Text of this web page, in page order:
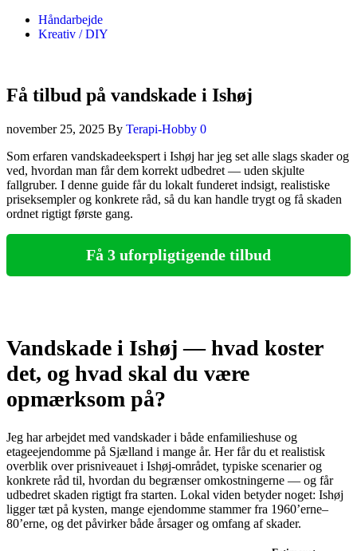
Håndarbejde
Kreativ / DIY
Få tilbud på vandskade i Ishøj
november 25, 2025 By Terapi-Hobby 0
Som erfaren vandskadeekspert i Ishøj har jeg set alle slags skader og
ved, hvordan man får dem korrekt udbedret — uden skjulte
fallgruber. I denne guide får du lokalt funderet indsigt, realistiske
priseksempler og konkrete råd, så du kan handle trygt og få skaden
ordnet rigtigt første gang.
Få 3 uforpligtigende tilbud
Vandskade i Ishøj — hvad koster
det, og hvad skal du være
opmærksom på?
Jeg har arbejdet med vandskader i både enfamilieshuse og
etageejendomme på Sjælland i mange år. Her får du et realistisk
overblik over prisniveauet i Ishøj-området, typiske scenarier og
konkrete råd til, hvordan du begrænser omkostningerne — og får
udbedret skaden rigtigt fra starten. Lokal viden betyder noget: Ishøj
ligger tæt på kysten, mange ejendomme stammer fra 1960’erne–
80’erne, og det påvirker både årsager og omfang af skader.